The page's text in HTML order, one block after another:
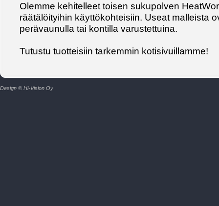
Olemme kehitelleet toisen sukupolven
räätälöityihin käyttökohteisiin. Useat malleista
perävaunulla tai kontilla varustettuina.
Tutustu tuotteisiin tarkemmin kotisivuillamme!
Design © Hi-Vision Oy